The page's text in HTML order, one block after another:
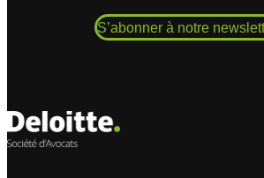
S’abonner à notre